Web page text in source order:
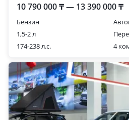
10 790 000 ₸ — 13 390 000 ₸
Бензин
1,5-2 л
174-238 л.с.
4